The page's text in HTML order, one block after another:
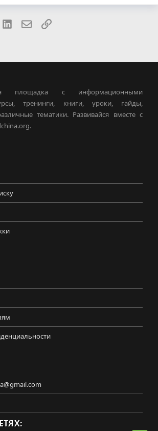
LinkedInЭлектронная почта
Ссылка
площадка с информационными
тренинги, книги, уроки, гайды,
тематики. Развивайся вместе с